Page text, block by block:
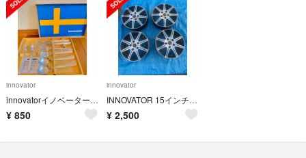
innovator
innovatorイノベーター ペアディナー8本 カトラリー
¥ 850
innovator
INNOVATOR 15インチ ホイール 4本セット 中古品
¥ 2,500